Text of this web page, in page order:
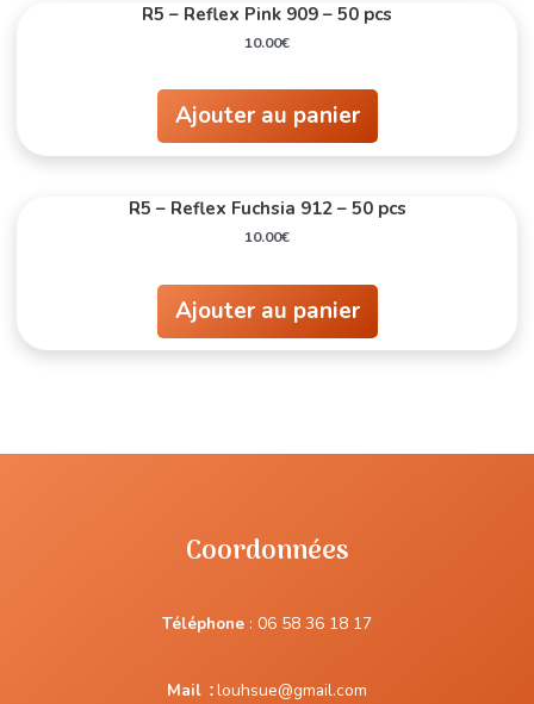
R5 – Reflex Pink 909 – 50 pcs
10.00€
Ajouter au panier
R5 – Reflex Fuchsia 912 – 50 pcs
10.00€
Ajouter au panier
Coordonnées
Téléphone : 06 58 36 18 17
Mail :louhsue@gmail.com